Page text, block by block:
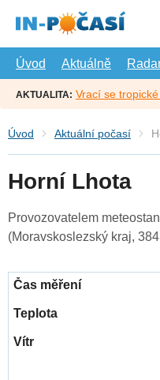
hlavní
Úvod
Aktuálně
AKTUALITA: Vrací se
Úvod Aktuální počasí
Horní Lhota
Provozovatelem
(Moravskoslezský kraj,